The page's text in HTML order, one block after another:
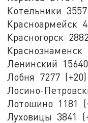
Котельники
Красноармейск
Красногорск
Краснознаменск
Ленинский
Лобня 7277 (+20)
Лосино-
Лотошино 1181
Луховицы 3841